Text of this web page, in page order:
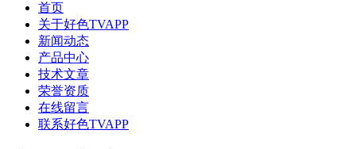
首页
关于好色TVAPP
新闻动态
产品中心
技术文章
荣誉资质
在线留言
联系好色TVAPP